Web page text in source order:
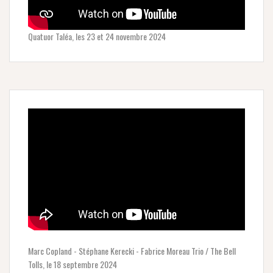
Quatuor Taléa, les 23 et 24 novembre 2024
Marc Copland - Stéphane Kerecki - Fabrice Moreau Trio / The Bell
Tolls, le 18 septembre 2024